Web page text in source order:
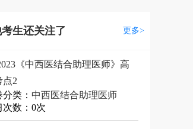
生还关注了 更多>
《中西医结合助理医师》高
点2
类： 中西医结合助理医师
次数：0次